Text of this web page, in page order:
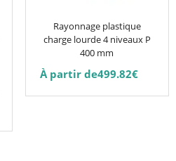
Rayonnage plastique
charge lourde 4 niveaux P
400 mm
À partir de499.82€
choisies
page